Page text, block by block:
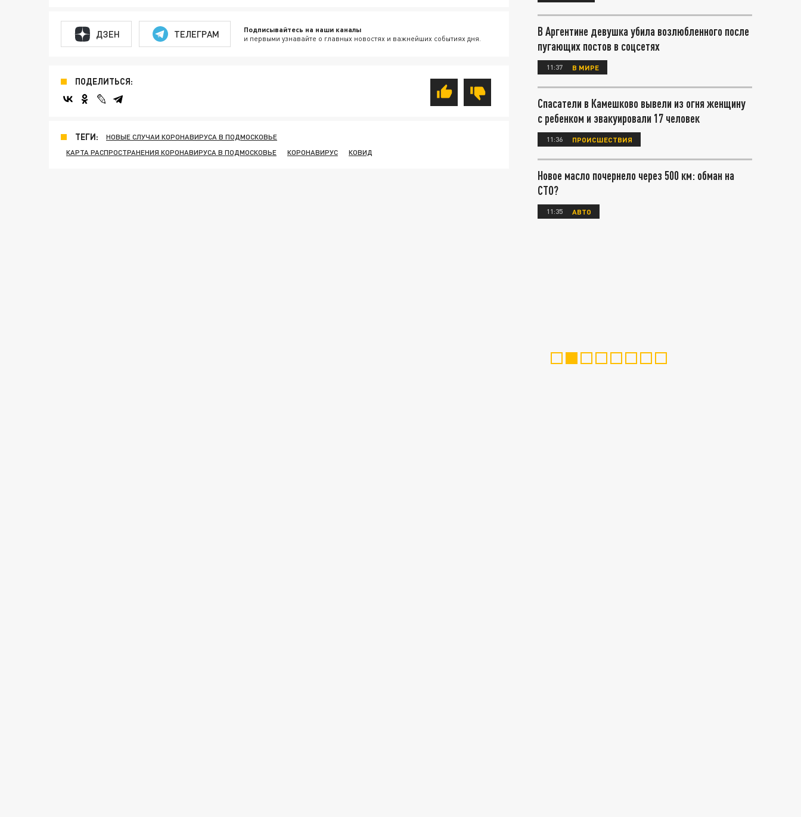
ДЗЕН ТЕЛЕГРАМ Подписывайтесь на наши каналы
и первыми узнавайте о главных новостях и важнейших событиях дня.
ПОДЕЛИТЬСЯ:
ТЕГИ:
НОВЫЕ СЛУЧАИ КОРОНАВИРУСА В ПОДМОСКОВЬЕ
КАРТА РАСПРОСТРАНЕНИЯ КОРОНАВИРУСА В ПОДМОСКОВЬЕ
КОРОНАВИРУС КОВИД
В Аргентине девушка убила возлюбленного после
пугающих постов в соцсетях
11:37 В МИРЕ
Спасатели в Камешково вывели из огня женщину
с ребенком и эвакуировали 17 человек
11:36 ПРОИСШЕСТВИЯ
Новое масло почернело через 500 км: обман на
СТО?
11:35 АВТО